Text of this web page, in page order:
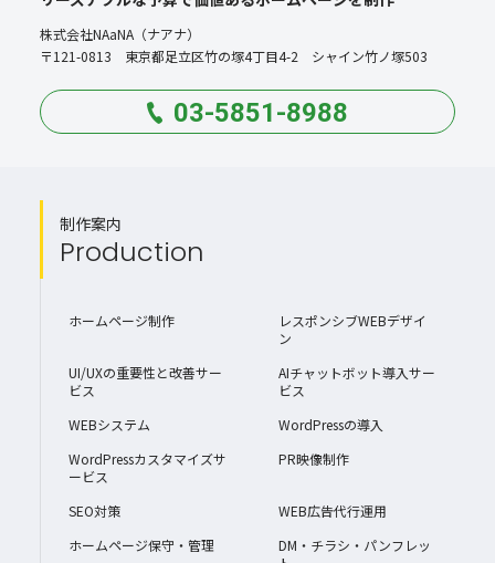
株式会社NAaNA（ナアナ）
〒121-0813 東京都足立区竹の塚4丁目4-2 シャイン竹ノ塚503
03-5851-8988
制作案内
Production
ホームページ制作
レスポンシブWEBデザイ
ン
UI/UXの重要性と改善サー
ビス
AIチャットボット導入サー
ビス
WEBシステム
WordPressの導入
WordPressカスタマイズサ
ービス
PR映像制作
SEO対策
WEB広告代行運用
ホームページ保守・管理
DM・チラシ・パンフレッ